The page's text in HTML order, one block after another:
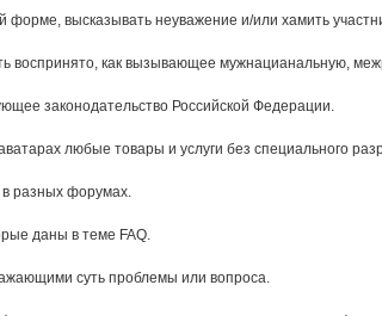
форме, высказывать неуважение и/или хамить
воспринято, как вызывающее мужнацианальную,
законодательство Российской Федерации.
любые товары и услуги без специального
разных форумах.
даны в теме FAQ.
суть проблемы или вопроса.